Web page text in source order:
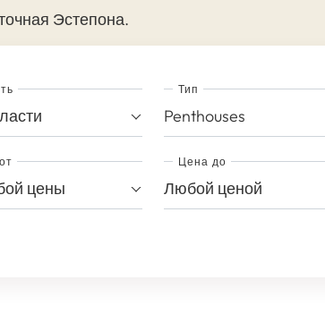
Эстепона.
Тип
Penthouses
цены
Цена до
Любой ценой